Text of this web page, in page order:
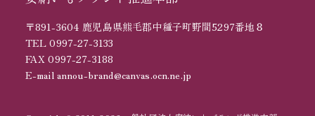
〒891-3604 鹿児島県熊毛郡中種子町野間5297番地８
TEL 0997-27-3133
FAX 0997-27-3188
E-mail annou-brand@canvas.ocn.ne.jp